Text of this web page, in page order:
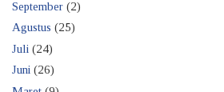
September (2)
Agustus (25)
Juli (24)
Juni (26)